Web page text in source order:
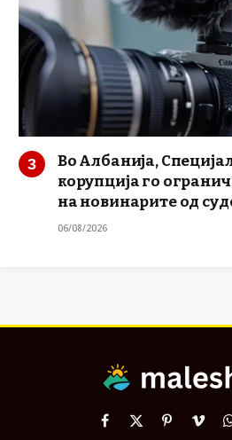
Во Албанија,
корупција го
на новинарите од
06/08/2026
Facebook
X
Pinterest